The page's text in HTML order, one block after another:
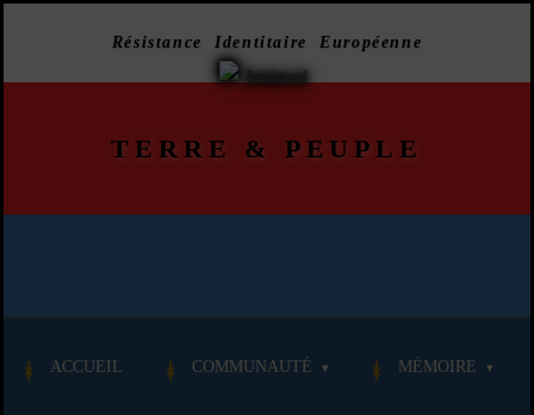
Résistance Identitaire Européenne
TERRE & PEUPLE
ACCUEIL COMMUNAUTÉ MÉMOIRE